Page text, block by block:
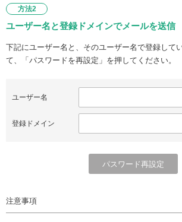
方法2
ユーザー名と登録ドメインでメールを送信
下記にユーザー名と、そのユーザー名で登録して
て、「パスワードを再設定」を押してください。
ユーザー名
登録ドメイン
注意事項